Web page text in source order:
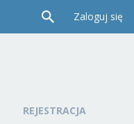
Zaloguj się
REJESTRACJA